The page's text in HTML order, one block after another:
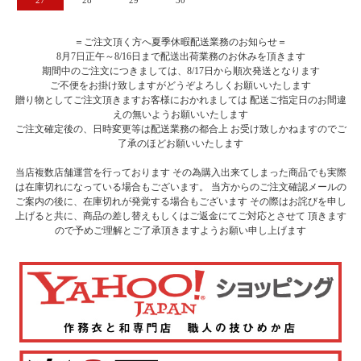
＝ご注文頂く方へ夏季休暇配送業務のお知らせ＝
8月7日正午～8/16日まで配送出荷業務のお休みを頂きます
期間中のご注文につきましては、8/17日から順次発送となります
ご不便をお掛け致しますがどうぞよろしくお願いいたします
贈り物としてご注文頂きますお客様におかれましては 配送ご指定日のお間違
えの無いようお願いいたします
ご注文確定後の、日時変更等は配送業務の都合上 お受け致しかねますのでご
了承のほどお願いいたします
当店複数店舗運営を行っております その為購入出来てしまった商品でも実際
は在庫切れになっている場合もございます。 当方からのご注文確認メールの
ご案内の後に、在庫切れが発覚する場合もございます その際はお詫びを申し
上げると共に、商品の差し替えもしくはご返金にてご対応とさせて 頂きます
ので予めご理解とご了承頂きますようお願い申し上げます